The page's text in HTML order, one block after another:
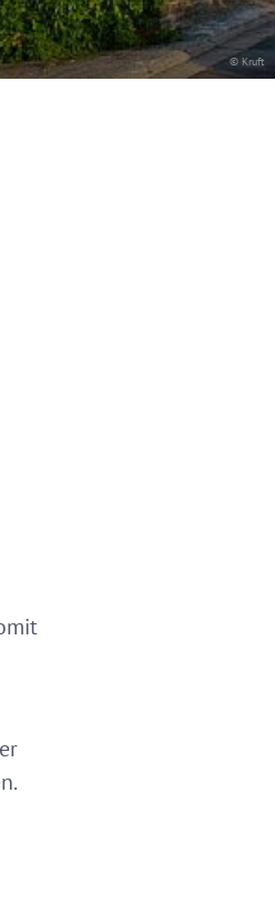
© Kruft